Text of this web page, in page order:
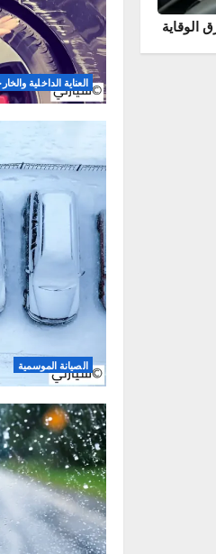
العناية الداخلية والخارجية
الصيانة الموسمية